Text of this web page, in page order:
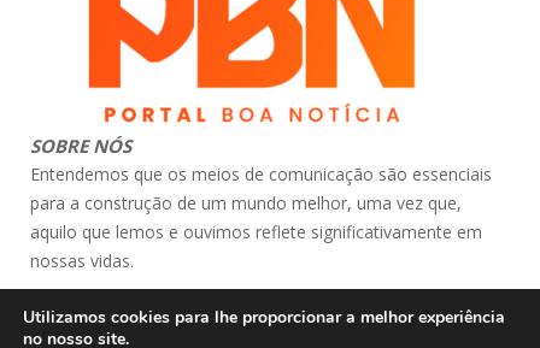
SOBRE NÓS
Entendemos que os meios de comunicação são essenciais
para a construção de um mundo melhor, uma vez que,
aquilo que lemos e ouvimos reflete significativamente em
nossas vidas.
© Portal Boa Notícia
Utilizamos cookies para lhe proporcionar a melhor experiência
no nosso site.